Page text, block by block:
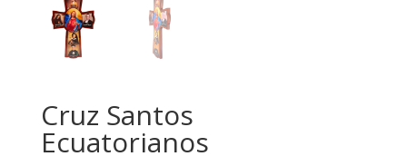
Cruz Santos
Ecuatorianos